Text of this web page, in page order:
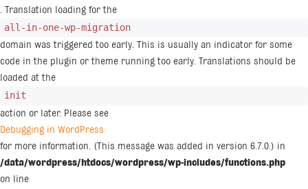
. Translation loading for the
all-in-one-wp-migration
domain was triggered too early. This is usually an indicator for some
code in the plugin or theme running too early. Translations should be
loaded at the
init
action or later. Please see
Debugging in WordPress
for more information. (This message was added in version 6.7.0.) in
/data/wordpress/htdocs/wordpress/wp-includes/functions.php
on line